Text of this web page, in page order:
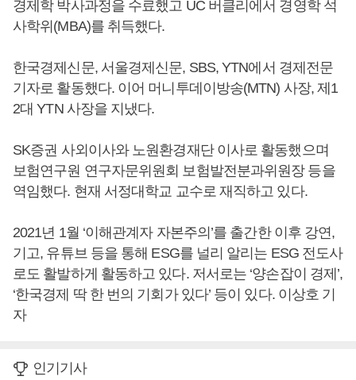
경제학 박사과정을 수료했고 UC 버클리에서 경영학 석
사학위(MBA)를 취득했다.
한국경제신문, 서울경제신문, SBS, YTN에서 경제전문
기자로 활동했다. 이어 머니투데이방송(MTN) 사장, 제1
2대 YTN 사장을 지냈다.
SK증권 사외이사와 노원환경재단 이사로 활동했으며
보험연구원 연구자문위원회 보험발전분과위원장 등을
역임했다. 현재 서정대학교 교수로 재직하고 있다.
2021년 1월 ‘이해관계자 자본주의’를 출간한 이후 강연,
기고, 유튜브 등을 통해 ESG를 널리 알리는 ESG 전도사
로도 활발하게 활동하고 있다. 저서로는 ‘양손잡이 경제’,
‘한국경제 딱 한 번의 기회가 있다’ 등이 있다. 이상호 기
자
인기기사